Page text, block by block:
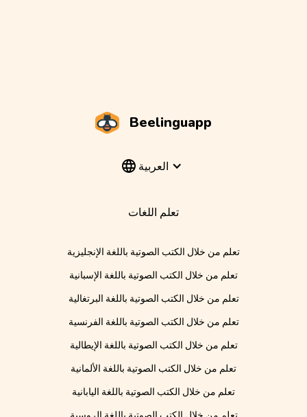
Beelinguapp
العربية
تعلم اللغات
تعلم من خلال الكتب الصوتية باللغة الإنجليزية
تعلم من خلال الكتب الصوتية باللغة الإسبانية
تعلم من خلال الكتب الصوتية باللغة البرتغالية
تعلم من خلال الكتب الصوتية باللغة الفرنسية
تعلم من خلال الكتب الصوتية باللغة الإيطالية
تعلم من خلال الكتب الصوتية باللغة الألمانية
تعلم من خلال الكتب الصوتية باللغة اليابانية